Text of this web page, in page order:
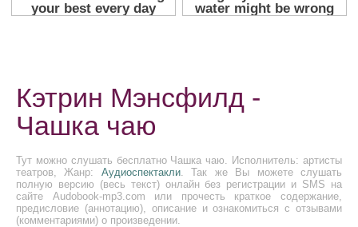
Кэтрин Мэнсфилд -
Чашка чаю
Тут можно слушать бесплатно Чашка чаю. Исполнитель: артисты
театров, Жанр: Аудиоспектакли. Так же Вы можете слушать
полную версию (весь текст) онлайн без регистрации и SMS на
сайте Audobook-mp3.com или прочесть краткое содержание,
предисловие (аннотацию), описание и ознакомиться с отзывами
(комментариями) о произведении.